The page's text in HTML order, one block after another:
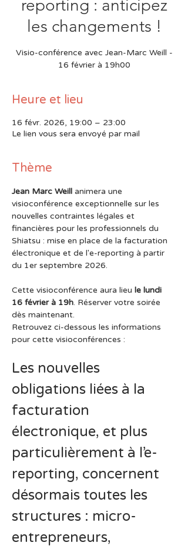
reporting : anticipez
les changements !
Visio-conférence avec Jean-Marc Weill -
16 février à 19h00
Heure et lieu
16 févr. 2026, 19:00 – 23:00
Le lien vous sera envoyé par mail
Thème
Jean Marc Weill animera une
visioconférence exceptionnelle sur les
nouvelles contraintes légales et
financières pour les professionnels du
Shiatsu : mise en place de la facturation
électronique et de l'e-reporting à partir
du 1er septembre 2026.
Cette visioconférence aura lieu le lundi
16 février à 19h. Réserver votre soirée
dès maintenant.
Retrouvez ci-dessous les informations
pour cette visioconférences :
Les nouvelles
obligations liées à la
facturation
électronique, et plus
particulièrement à l’e-
reporting, concernent
désormais toutes les
structures : micro-
entrepreneurs,